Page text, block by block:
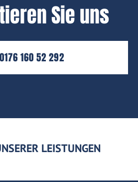
Sie uns
0176 160 52 292
LEISTUNGEN